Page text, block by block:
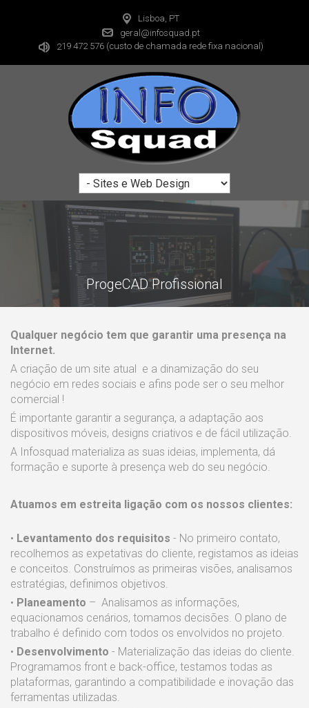
Lisboa, PT
geral@infosquad.pt
219 472 576 (custo de chamada rede fixa nacional)
ProgeCAD Profissional
Qualquer negócio tem que garantir uma presença na
Internet.
A criação de um site atual e a dinamização do seu
negócio em redes sociais e afins pode ser o seu melhor
comercial !
É importante garantir a segurança, a adaptação aos
dispositivos móveis, designs criativos e de fácil utilização.
A Infosquad materializa as suas ideias, implementa, dá
formação e suporte à presença web do seu negócio.
Atuamos em estreita ligação com os nossos clientes:
• Levantamento dos requisitos - No primeiro contato,
recolhemos as expetativas do cliente, registamos as ideias
e conceitos. Construímos as primeiras visões, analisamos
estratégias, definimos objetivos.
• Planeamento – Analisamos as informações,
equacionamos cenários, tomamos decisões. O plano de
trabalho é definido com todos os envolvidos no projeto.
• Desenvolvimento - Materialização das ideias do cliente.
Programamos front e back-office, testamos todas as
plataformas, garantindo a compatibilidade e inovação das
ferramentas utilizadas.